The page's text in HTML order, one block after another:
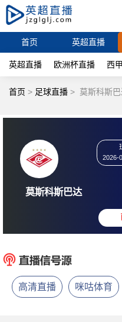
首页 英超直播
英超直播 欧洲杯直播 西
首页 > 足球直播 > 莫斯科斯
莫斯科斯巴达
高清直播 咪咕体育